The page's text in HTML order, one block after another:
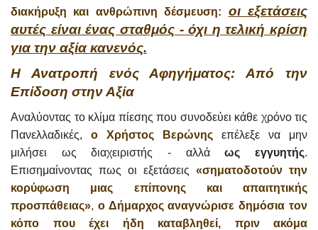
διακήρυξη και ανθρώπινη δέσμευση: οι εξετάσεις
αυτές είναι ένας σταθμός - όχι η τελική κρίση
για την αξία κανενός.
Η Ανατροπή ενός Αφηγήματος: Από την
Επίδοση στην Αξία
Αναλύοντας το κλίμα πίεσης που συνοδεύει κάθε χρόνο τις
Πανελλαδικές, ο Χρήστος Βερώνης
επέλεξε να μην
μιλήσει ως διαχειριστής - αλλάως εγγυητής.
Επισημαίνοντας πως οι εξετάσεις «σηματοδοτούν την
κορύφωση μιας επίπονης και απαιτητικής
προσπάθειας», ο Δήμαρχος αναγνώρισε δημόσια τον
κόπο που έχει ήδη καταβληθεί, πριν ακόμα